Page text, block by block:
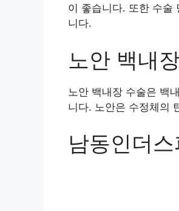
이 좋습니다. 또한 수술
니다.
노안 백내
노안 백내장 수술은 백
니다. 노안은 수정체의
남동인더